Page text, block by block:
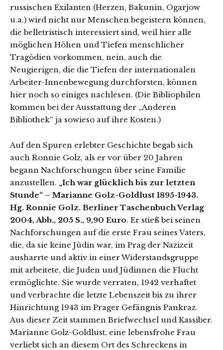
russischen Exilanten (Herzen, Bakunin, Ogarjow
u.a.) wird nicht nur Menschen begeistern können,
die belletristisch interessiert sind, weil hier alle
möglichen Höhen und Tiefen menschlicher
Tragödien vorkommen, nein, auch die
Neugierigen, die die Tiefen der internationalen
Arbeiter-Innenbewegung durchforsten, können
hier noch so einiges nachlesen. (Die Bibliophilen
kommen bei der Ausstattung der „Anderen
Bibliothek“ ja sowieso auf ihre Kosten.)
Auf den Spuren erlebter Geschichte begab sich
auch Ronnie Golz, als er vor über 20 Jahren
begann Nachforschungen über seine Familie
anzustellen. „Ich war glücklich bis zur letzten
Stunde“ – Marianne Golz-Goldlust 1895-1943.
Hg. Ronnie Golz. Berliner Taschenbuch Verlag
2004, Abb., 205 S., 9,90 Euro. Er stieß bei seinen
Nachforschungen auf die erste Frau seines Vaters,
die, da sie keine Jüdin war, im Prag der Nazizeit
ausharrte und aktiv in einer Widerstandsgruppe
mit arbeitete, die Juden und Jüdinnen die Flucht
ermöglichte. Sie wurde verraten, 1942 verhaftet
und verbrachte die letzte Lebenszeit bis zu ihrer
Hinrichtung 1943 im Prager Gefängnis Pankraz.
Aus dieser Zeit stammen Briefwechsel und Kassiber.
Marianne Golz-Goldlust, eine lebensfrohe Frau
verliebt sich an diesem Ort des Schreckens in